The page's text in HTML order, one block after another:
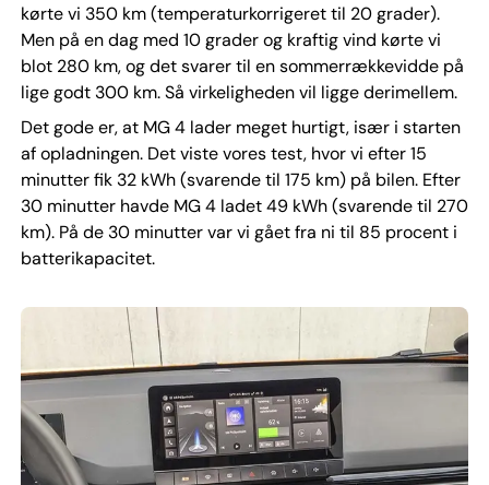
kørte vi 350 km (temperaturkorrigeret til 20 grader).
Men på en dag med 10 grader og kraftig vind kørte vi
blot 280 km, og det svarer til en sommerrækkevidde på
lige godt 300 km. Så virkeligheden vil ligge derimellem.
Det gode er, at MG 4 lader meget hurtigt, især i starten
af opladningen. Det viste vores test, hvor vi efter 15
minutter fik 32 kWh (svarende til 175 km) på bilen. Efter
30 minutter havde MG 4 ladet 49 kWh (svarende til 270
km). På de 30 minutter var vi gået fra ni til 85 procent i
batterikapacitet.